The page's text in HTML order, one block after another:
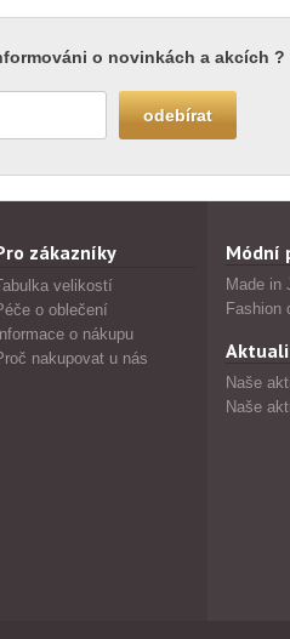
o novinkách a akcích ?
zákazníky
velikostí
o oblečení
Informace o nákupu
nakupovat u nás
Módní
Made in
Fashion
Naše
Naše